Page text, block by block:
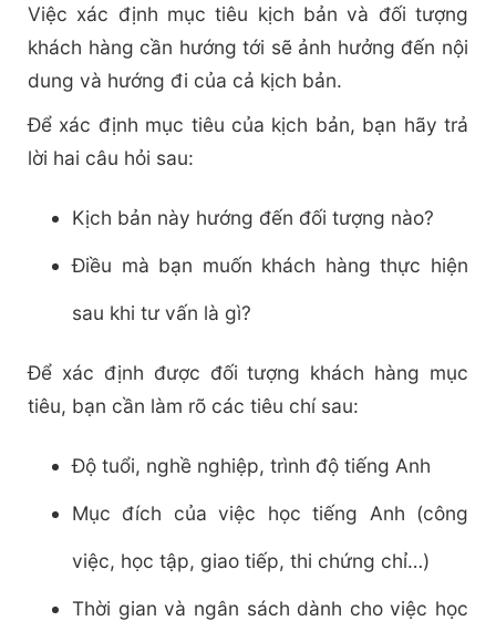
Việc xác định mục tiêu kịch bản và đối tượng
khách hàng cần hướng tới sẽ ảnh hưởng đến nội
dung và hướng đi của cả kịch bản.
Để xác định mục tiêu của kịch bản, bạn hãy trả
lời hai câu hỏi sau:
Kịch bản này hướng đến đối tượng nào?
Điều mà bạn muốn khách hàng thực hiện
sau khi tư vấn là gì?
Để xác định được đối tượng khách hàng mục
tiêu, bạn cần làm rõ các tiêu chí sau:
Độ tuổi, nghề nghiệp, trình độ tiếng Anh
Mục đích của việc học tiếng Anh (công
việc, học tập, giao tiếp, thi chứng chỉ…)
Thời gian và ngân sách dành cho việc học